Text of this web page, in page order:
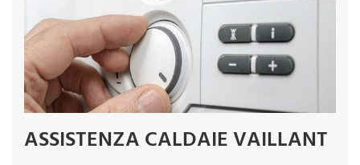
ASSISTENZA CALDAIE VAILLANT